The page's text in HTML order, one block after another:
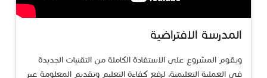
​المدرسة الافتراضية
ويقوم المشروع على الاستفادة الكاملة من التقنيات الجديدة
في العملية التعليمية، لرفع كفاءة التعليم وتقديم المعلومة عبر